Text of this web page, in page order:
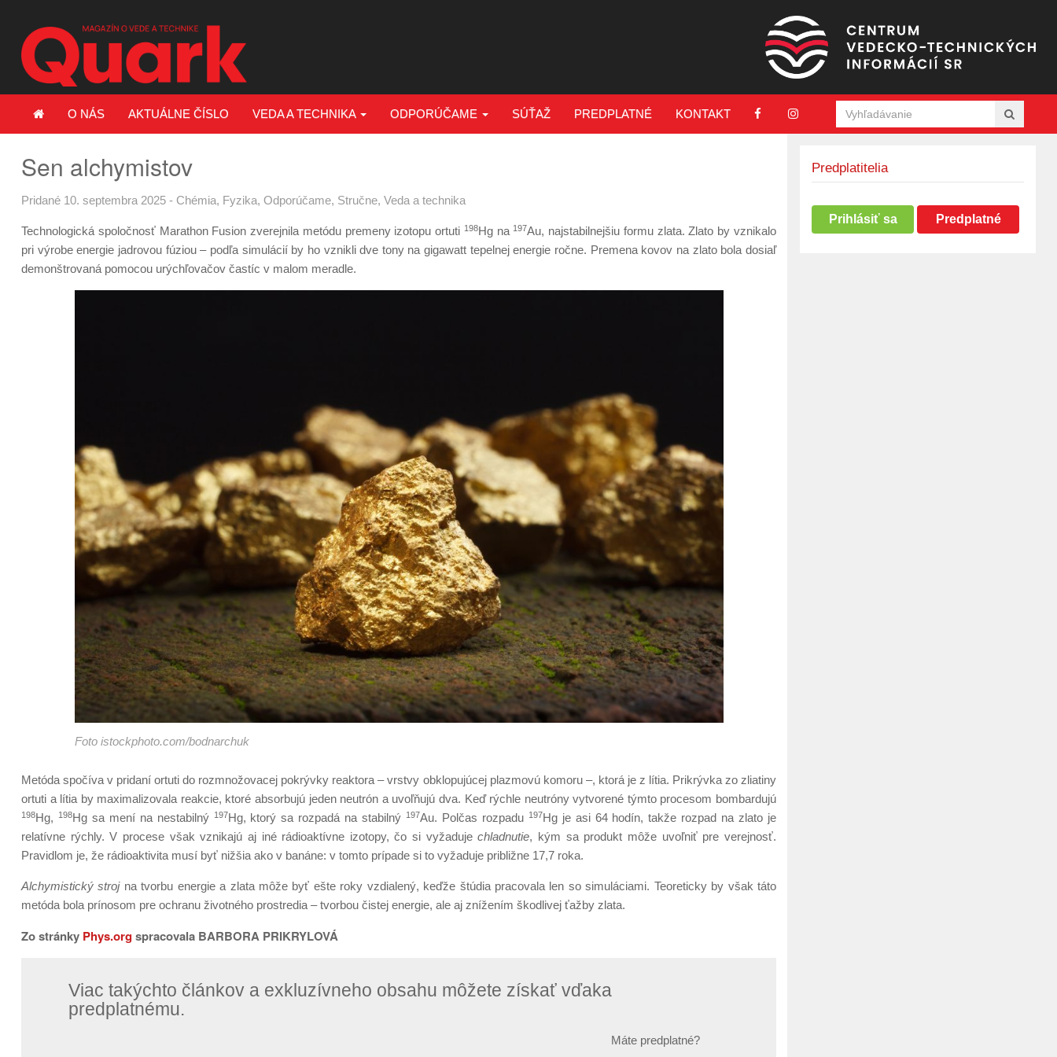
O NÁS AKTUÁLNE ČÍSLO VEDA A TECHNIKA ODPORÚČAME SÚŤAŽ PREDPLATNÉ KONTAKT
Sen alchymistov
Pridané 10. septembra 2025 - Chémia, Fyzika, Odporúčame, Stručne, Veda a technika
Technologická spoločnosť Marathon Fusion zverejnila metódu premeny izotopu ortuti 198Hg na 197Au, najstabilnejšiu formu zlata. Zlato by vznikalo
pri výrobe energie jadrovou fúziou – podľa simulácií by ho vznikli dve tony na gigawatt tepelnej energie ročne. Premena kovov na zlato bola dosiaľ
demonštrovaná pomocou urýchľovačov častíc v malom meradle.
Foto istockphoto.com/bodnarchuk
Metóda spočíva v pridaní ortuti do rozmnožovacej pokrývky reaktora – vrstvy obklopujúcej plazmovú komoru –, ktorá je z lítia. Prikrývka zo zliatiny
ortuti a lítia by maximalizovala reakcie, ktoré absorbujú jeden neutrón a uvoľňujú dva. Keď rýchle neutróny vytvorené týmto procesom bombardujú
198Hg, 198Hg sa mení na nestabilný 197Hg, ktorý sa rozpadá na stabilný 197Au. Polčas rozpadu 197Hg je asi 64 hodín, takže rozpad na zlato je
relatívne rýchly. V procese však vznikajú aj iné rádioaktívne izotopy, čo si vyžadujechladnutie, kým sa produkt môže uvoľniť pre verejnosť.
Pravidlom je, že rádioaktivita musí byť nižšia ako v banáne: v tomto prípade si to vyžaduje približne 17,7 roka.
Alchymistický strojna tvorbu energie a zlata môže byť ešte roky vzdialený, keďže štúdia pracovala len so simuláciami. Teoreticky by však táto
metóda bola prínosom pre ochranu životného prostredia – tvorbou čistej energie, ale aj znížením škodlivej ťažby zlata.
Zo stránky Phys.orgspracovala BARBORA PRIKRYLOVÁ
Viac takýchto článkov a exkluzívneho obsahu môžete získať vďaka
predplatnému.
Máte predplatné?
Predplatitelia
Prihlásiť sa Predplatné